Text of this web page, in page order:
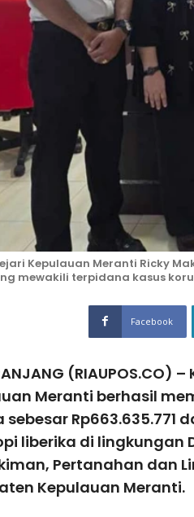
Kepulauan Meranti Ricky
mewakili terpidana kasus
Facebook
Meranti berhasil
sebesar Rp663.635.771
liberika di lingkungan
Pertanahan dan
Kepulauan Meranti.